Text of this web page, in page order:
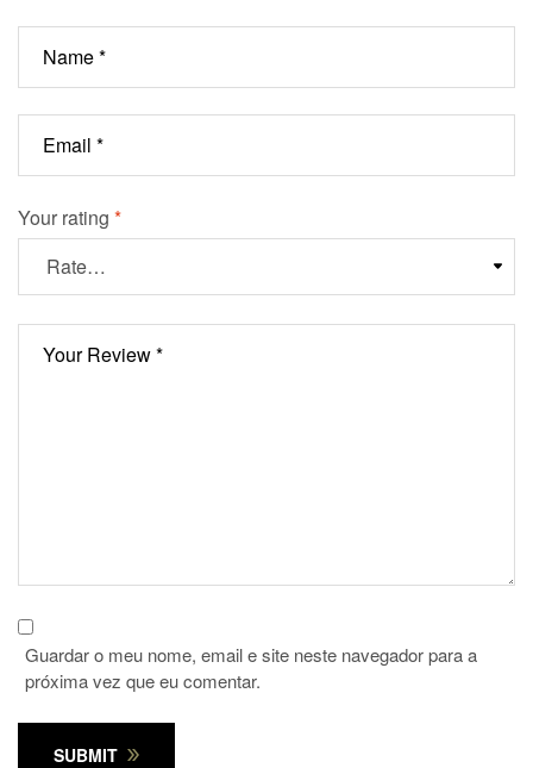
Your rating *
Guardar o meu nome, email e site neste navegador para a
próxima vez que eu comentar.
SUBMIT